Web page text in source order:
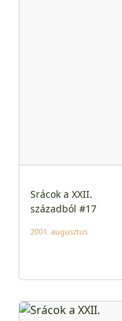
Srácok a XXII.
századból #17
2001. augusztus